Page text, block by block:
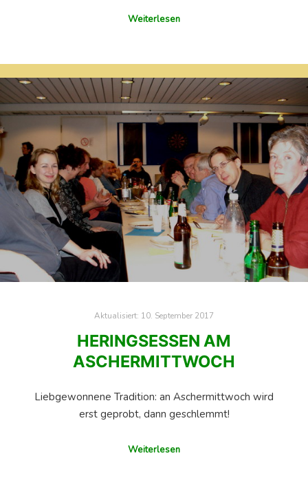
Weiterlesen
Aktualisiert: 10. September 2017
HERINGSESSEN AM
ASCHERMITTWOCH
Liebgewonnene Tradition: an Aschermittwoch wird
erst geprobt, dann geschlemmt!
Weiterlesen